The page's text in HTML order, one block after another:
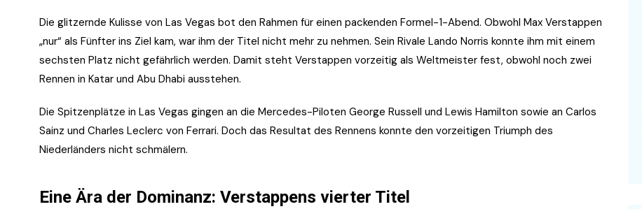
Die glitzernde Kulisse von Las Vegas bot den Rahmen für einen packenden Formel-1-Abend. Obwohl Max Verstappen
„nur“ als Fünfter ins Ziel kam, war ihm der Titel nicht mehr zu nehmen. Sein Rivale Lando Norris konnte ihm mit einem
sechsten Platz nicht gefährlich werden. Damit steht Verstappen vorzeitig als Weltmeister fest, obwohl noch zwei
Rennen in Katar und Abu Dhabi ausstehen.
Die Spitzenplätze in Las Vegas gingen an die Mercedes-Piloten George Russell und Lewis Hamilton sowie an Carlos
Sainz und Charles Leclerc von Ferrari. Doch das Resultat des Rennens konnte den vorzeitigen Triumph des
Niederländers nicht schmälern.
Eine Ära der Dominanz: Verstappens vierter Titel